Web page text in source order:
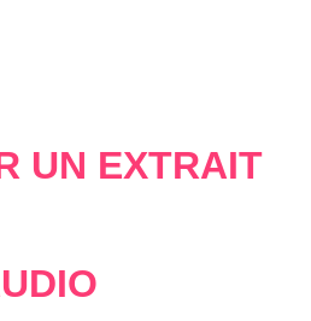
de plus en plus
et nouveaux départs,
réconciliations,
UN EXTRAIT